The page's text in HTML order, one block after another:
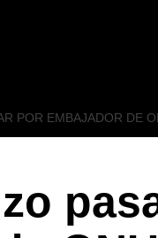
POR EMBAJADOR DE